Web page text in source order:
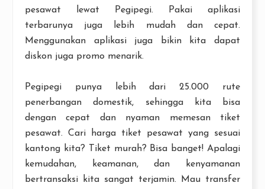
pesawat lewat Pegipegi. Pakai aplikasi
terbarunya juga lebih mudah dan cepat.
Menggunakan aplikasi juga bikin kita dapat
diskon juga promo menarik.
Pegipegi punya lebih dari 25.000 rute
penerbangan domestik, sehingga kita bisa
dengan cepat dan nyaman memesan tiket
pesawat. Cari harga tiket pesawat yang sesuai
kantong kita? Tiket murah? Bisa banget! Apalagi
kemudahan, keamanan, dan kenyamanan
bertransaksi kita sangat terjamin. Mau transfer